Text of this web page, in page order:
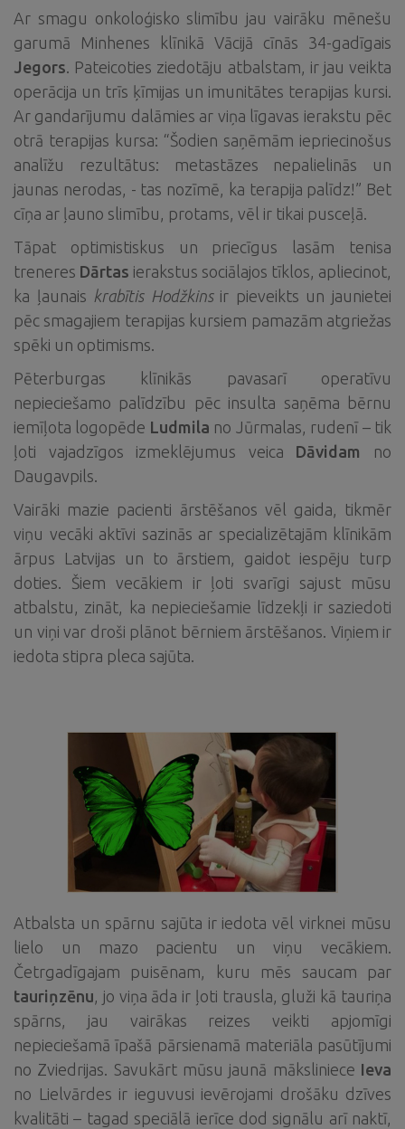
Ar smagu onkoloģisko slimību jau vairāku mēnešu
garumā Minhenes klīnikā Vācijā cīnās 34-gadīgais
Jegors. Pateicoties ziedotāju atbalstam, ir jau veikta
operācija un trīs ķīmijas un imunitātes terapijas kursi.
Ar gandarījumu dalāmies ar viņa līgavas ierakstu pēc
otrā terapijas kursa: “Šodien saņēmām iepriecinošus
analīžu rezultātus: metastāzes nepalielinās un
jaunas nerodas, - tas nozīmē, ka terapija palīdz!” Bet
cīņa ar ļauno slimību, protams, vēl ir tikai pusceļā.
Tāpat optimistiskus un priecīgus lasām tenisa
treneres Dārtas ierakstus sociālajos tīklos, apliecinot,
ka ļaunais krabītis Hodžkinsir pieveikts un jaunietei
pēc smagajiem terapijas kursiem pamazām atgriežas
spēki un optimisms.
Pēterburgas klīnikās pavasarī operatīvu
nepieciešamo palīdzību pēc insulta saņēma bērnu
iemīļota logopēde Ludmila no Jūrmalas, rudenī – tik
ļoti vajadzīgos izmeklējumus veica Dāvidam no
Daugavpils.
Vairāki mazie pacienti ārstēšanos vēl gaida, tikmēr
viņu vecāki aktīvi sazinās ar specializētajām klīnikām
ārpus Latvijas un to ārstiem, gaidot iespēju turp
doties. Šiem vecākiem ir ļoti svarīgi sajust mūsu
atbalstu, zināt, ka nepieciešamie līdzekļi ir saziedoti
un viņi var droši plānot bērniem ārstēšanos. Viņiem ir
iedota stipra pleca sajūta.
Atbalsta un spārnu sajūta ir iedota vēl virknei mūsu
lielo un mazo pacientu un viņu vecākiem.
Četrgadīgajam puisēnam, kuru mēs saucam par
tauriņzēnu, jo viņa āda ir ļoti trausla, gluži kā tauriņa
spārns, jau vairākas reizes veikti apjomīgi
nepieciešamā īpašā pārsienamā materiāla pasūtījumi
no Zviedrijas. Savukārt mūsu jaunā māksliniece Ieva
no Lielvārdes ir ieguvusi ievērojami drošāku dzīves
kvalitāti – tagad speciālā ierīce dod signālu arī naktī,